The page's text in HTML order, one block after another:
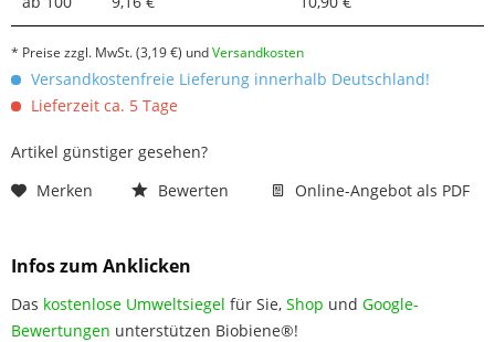
* Preise zzgl. MwSt.(3,19 €) undVersandkosten
Versandkostenfreie Lieferung innerhalb Deutschland!
Lieferzeit ca. 5 Tage
Artikel günstiger gesehen?
Merken
Bewerten Online-Angebot als PDF
Infos zum Anklicken
Das kostenlose Umweltsiegel für Sie, Shop und Google-
Bewertungen unterstützen Biobiene®!